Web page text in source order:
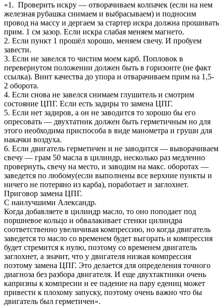
«1. Проверить искру — отворачиваем колпачек (если на нем
железная рубашка снимаем и выбрасываем) и подносим
провод на массу и дергаем за стартер искра должна прошивать
прим. 1 см зазор. Если искра слабая меняем магнето.
2. Если пункт 1 прошёл хорошо, меняем свечу. И пробуем
завести.
3. Если не завелся то чистим моем карб. Попловок в
перевернутом положении должен быть в горизонте (не факт
ссылка). Винт качества до упора и отварачиваем прим на 1,5-
2 оборота.
4. Если снова не завелся снимаем глушитель и смотрим
состояние ЦПГ. Если есть задиры то замена ЦПГ.
5. Если нет задиров, а он не заводится то хорошо бы его
опресовать — двухтатник должен быть герметичным но для
этого необходима приспособа в виде манометра и груши для
накачки воздуха.
6. Если двигатель герметичен и не заводится — выворачиваем
свечу — грам 50 масла в цилиндр, несколько раз медленно
провернуть, свечу на место, и заводим на макс. оборотах —
заведется по любому(если выполнены все верхние пункты и
ничего не потеряно из карба), поработает и заглохнет.
Приговор замена ЦПГ.
С наилучшими Александр.
Когда добавляете в цилиндр масло, то оно поподает под
поршневое кольцо и обвалакивает стенки цилиндра
соответственно увеличивая компрессию, но когда двигатель
заведется то масло со временем будет выгорать и компрессия
будет стремится к нулю, поэтому со временем двигатель
заглохнет, а значит, что у двигателя низкая компрессия
поэтому замена ЦПГ. Это делается для определения точного
диагноза без разбора двигателя. И еще двухтактники очень
капризны к компресии и ее падение на пару едениц может
привести к плохому запуску, поэтому очень важно что бы
двигатель был герметичен».